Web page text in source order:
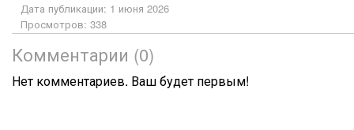
Дата публикации: 1 июня 2026
Просмотров: 338
Комментарии (0)
Нет комментариев. Ваш будет первым!